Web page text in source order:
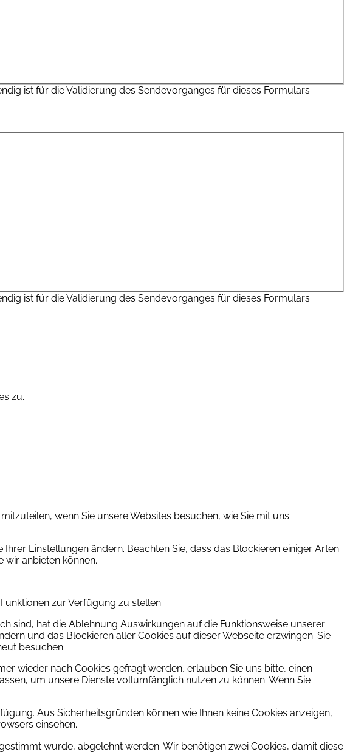
ist für die Validierung des Sendevorganges für dieses Formulars.
ist für die Validierung des Sendevorganges für dieses Formulars.
zu.
wenn Sie unsere Websites besuchen, wie Sie mit uns
Einstellungen ändern. Beachten Sie, dass das Blockieren einiger Arten
wir anbieten können.
zur Verfügung zu stellen.
sind, hat die Ablehnung Auswirkungen auf die Funktionsweise unserer
und das Blockieren aller Cookies auf dieser Webseite erzwingen. Sie
besuchen.
wieder nach Cookies gefragt werden, erlauben Sie uns bitte, einen
um unsere Dienste vollumfänglich nutzen zu können. Wenn Sie
Aus Sicherheitsgründen können wie Ihnen keine Cookies anzeigen,
einsehen.
wurde, abgelehnt werden. Wir benötigen zwei Cookies, damit diese